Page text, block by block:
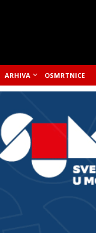
ARHIVA OSMRTNICE